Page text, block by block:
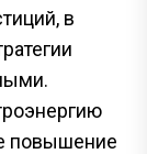
в
повышение